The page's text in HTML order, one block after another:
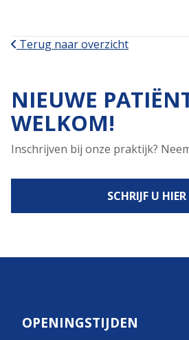
Terug naar overzicht
NIEUWE
WELKOM!
Inschrijven bij onze praktijk?
SCHRIJF U
OPENINGSTIJDEN